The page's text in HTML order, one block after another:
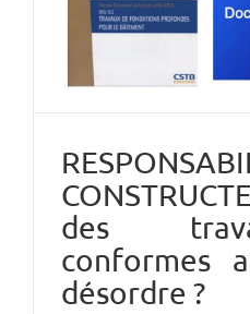
des
conformes
désordre ?